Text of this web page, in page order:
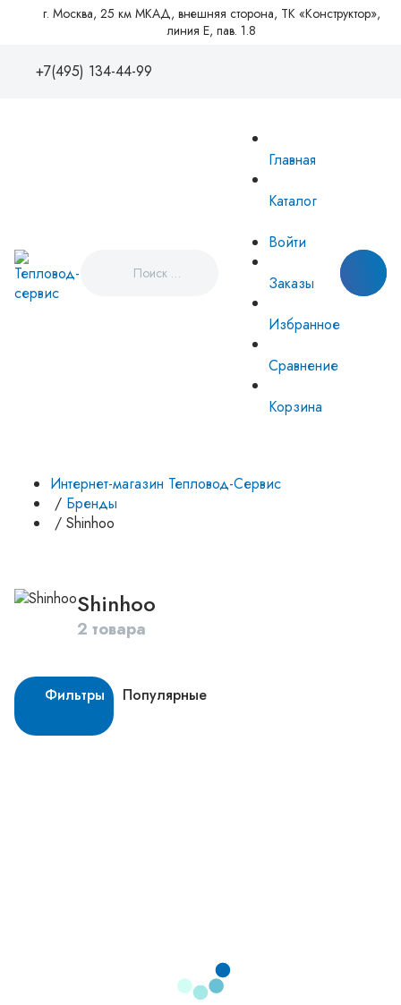
г. Москва, 25 км МКАД, внешняя сторона, ТК «Конструктор»,
линия Е, пав. 1.8
+7(495) 134-44-99
сторона, ТК «Конструктор», линия
Главная
Каталог
Войти
Заказы
Избранное
Сравнение
Корзина
Интернет-магазин Тепловод-Сервис
/ Бренды
/ Shinhoo
Shinhoo
2 товара
Фильтры Популярные